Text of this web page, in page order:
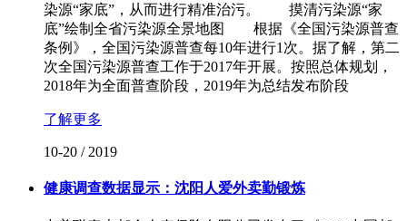
染源“家底”，从而进行精准治污。 摸清污染源“家
底”绘制全省污染源全景地图 根据《全国污染源普查
条例》，全国污染源普查每10年进行1次。据了解，第二
次全国污染源普查工作于2017年开展。按照总体规划，
2018年为全面普查阶段，2019年为总结发布阶段
了解更多
10-20 / 2019
健康调查数据显示：沈阳人爱外卖勤锻炼